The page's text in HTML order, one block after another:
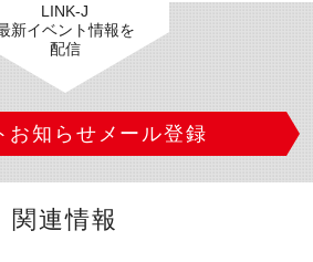
LINK-J
新イベント情報を
配信
お知らせメール登録
関連情報